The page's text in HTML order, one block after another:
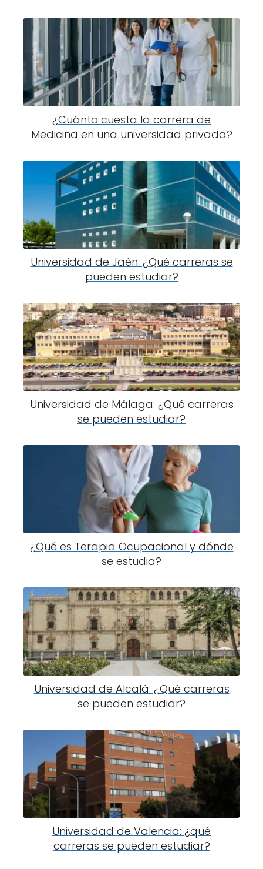
¿Cuánto cuesta la carrera de
Medicina en una universidad privada?
Universidad de Jaén: ¿Qué carreras se
pueden estudiar?
Universidad de Málaga: ¿Qué carreras
se pueden estudiar?
¿Qué es Terapia Ocupacional y dónde
se estudia?
Universidad de Alcalá: ¿Qué carreras
se pueden estudiar?
Universidad de Valencia: ¿qué
carreras se pueden estudiar?